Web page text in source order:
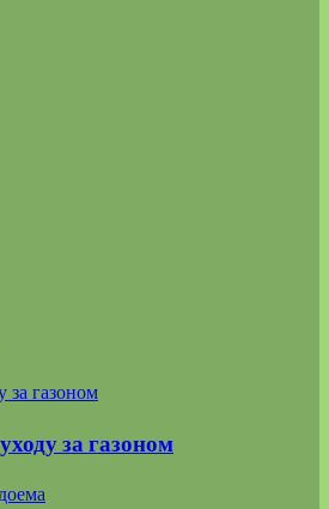
за газоном
за газоном